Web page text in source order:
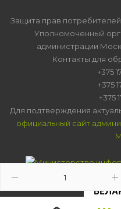
Защита прав
Уполномоченный
администрации
Контакты для
+375
+375
+375
Для подтверждения
официальный сайт